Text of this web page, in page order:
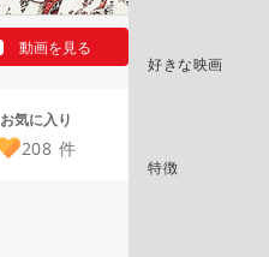
動画を見る
お気に入り
208 件
好きな映画
特徴